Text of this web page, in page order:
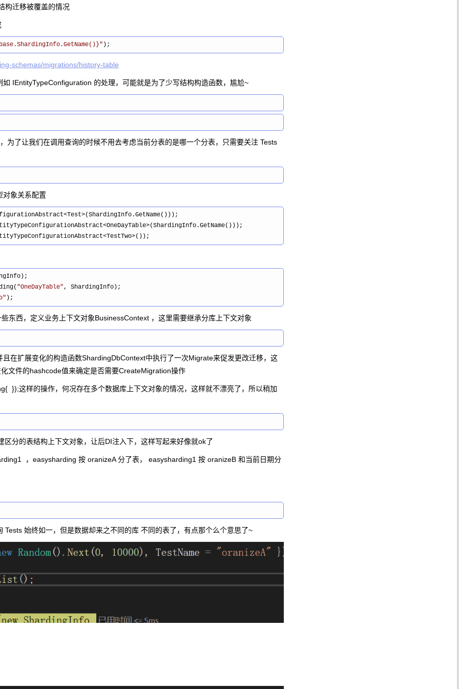
构迁移被覆盖的情况
" );
schemas/migrations/history-table
IEntityTypeConfiguration 的处理，可能就是为了少写结构构造函数，尴尬~
为了让我们在调用查询的时候不用去考虑当前分表的是哪一个分表，只需要关注 Tests
对象关系配置
(ShardingInfo.GetName()));
(ShardingInfo.GetName()));
"OneDayTable", ShardingInfo);
" );
东西，定义业务上下文对象BusinessContext ，这里需要继承分库上下文对象
在扩展变化的构造函数ShardingDbContext中执行了一次Migrate来促发更改迁移，这
文件的hashcode值来确定是否需要CreateMigration操作
});这样的操作，何况存在多个数据库上下文对象的情况，这样就不漂亮了，所以稍加
分的表结构上下文对象，让后DI注入下，这样写起来好像就ok了
，easysharding 按 oranizeA 分了表， easysharding1 按 oranizeB 和当前日期分
始终如一，但是数据却来之不同的库 不同的表了，有点那个么个意思了~